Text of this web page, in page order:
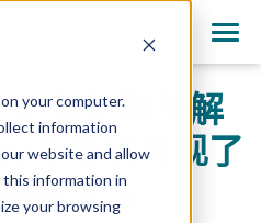
your computer.
information
website and allow
information in
your browsing
語
中文
Information
的脂肪酸降解
型准确再现了
敏感性